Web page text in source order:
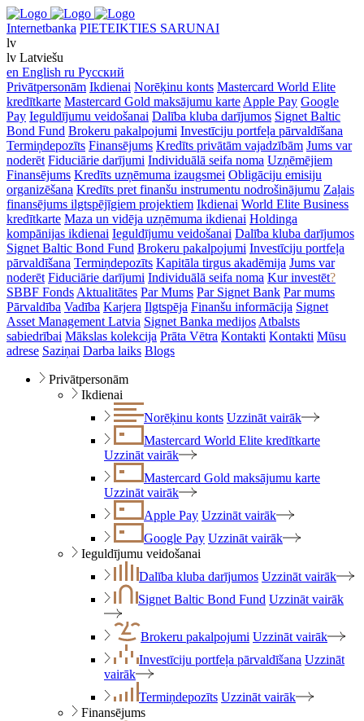
Internetbanka PIETEIKTIES SARUNAI
lv
lv Latviešu
en English ru Русский
Privātpersonām Ikdienai Norēķinu konts Mastercard World Elite
kredītkarte Mastercard Gold maksājumu karte Apple Pay Google
Pay Ieguldījumu veidošanai Dalība kluba darījumos Signet Baltic
Bond Fund Brokeru pakalpojumi Investīciju portfeļa pārvaldīšana
Termiņdepozīts Finansējums Kredīts privātām vajadzībām Jums var
noderēt Fiduciārie darījumi Individuālā seifa noma Uzņēmējiem
Finansējums Kredīts uzņēmuma izaugsmei Obligāciju emisiju
organizēšana Kredīts pret finanšu instrumentu nodrošinājumu Zaļais
finansējums ilgtspējīgiem projektiem Ikdienai World Elite Business
kredītkarte Maza un vidēja uzņēmuma ikdienai Holdinga
kompānijas ikdienai Ieguldījumu veidošanai Dalība kluba darījumos
Signet Baltic Bond Fund Brokeru pakalpojumi Investīciju portfeļa
pārvaldīšana Termiņdepozīts Kapitāla tirgus akadēmija Jums var
noderēt Fiduciārie darījumi Individuālā seifa noma Kur investēt?
SBBF Fonds Aktualitātes Par Mums Par Signet Bank Par mums
Pārvaldība Vadība Karjera Ilgtspēja Finanšu informācija Signet
Asset Management Latvia Signet Banka medijos Atbalsts
sabiedrībai Mākslas kolekcija Prāta Vētra Kontakti Kontakti Mūsu
adrese Saziņai Darba laiks Blogs
Privātpersonām
Ikdienai
Norēķinu konts Uzzināt vairāk
Mastercard World Elite kredītkarte
Uzzināt vairāk
Mastercard Gold maksājumu karte
Uzzināt vairāk
Apple Pay Uzzināt vairāk
Google Pay Uzzināt vairāk
Ieguldījumu veidošanai
Dalība kluba darījumos Uzzināt vairāk
Signet Baltic Bond Fund Uzzināt vairāk
Brokeru pakalpojumi Uzzināt vairāk
Investīciju portfeļa pārvaldīšana Uzzināt
vairāk
Termiņdepozīts Uzzināt vairāk
Finansējums